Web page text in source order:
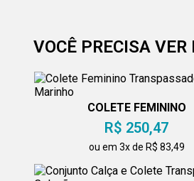
VOCÊ PRECISA VER
COLETE FEMININO
TRANSPASSADO AZUL
R$ 250,47
ou em 3x de R$ 83,49